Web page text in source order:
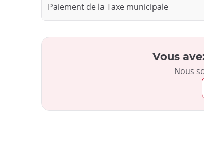
Paiement de la Taxe municipale
Vous
Nous